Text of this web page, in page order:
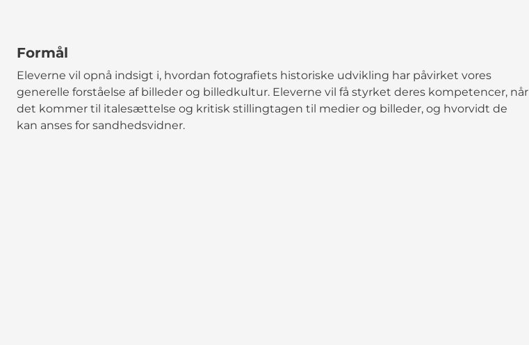
Formål
Eleverne vil opnå indsigt i, hvordan fotografiets historiske udvikling har påvirket vores
generelle forståelse af billeder og billedkultur. Eleverne vil få styrket deres kompetencer, når
det kommer til italesættelse og kritisk stillingtagen til medier og billeder, og hvorvidt de
kan anses for sandhedsvidner.